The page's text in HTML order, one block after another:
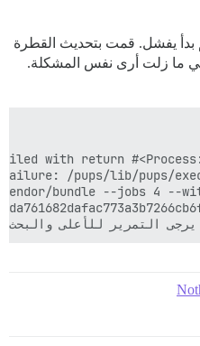
بدأ يفشل. قمت بتحديث القطرة
ما زلت أرى نفس المشكلة.